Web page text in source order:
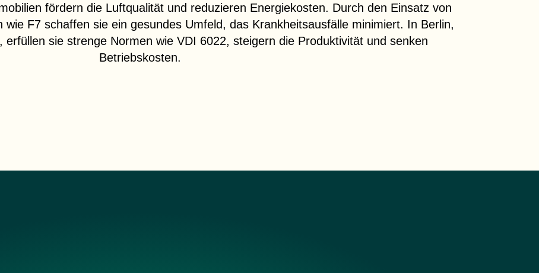
fördern die Luftqualitätund reduzieren Energiekosten. Durch den Einsatz von
wie F7 schaffen sie ein gesundes Umfeld, das Krankheitsausfälle minimiert. In Berlin,
erfüllen sie strenge Normen wie VDI 6022, steigern die Produktivität und senken
Betriebskosten.